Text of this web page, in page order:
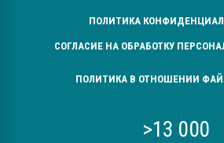
ПОЛИТИКА
СОГЛАСИЕ НА ОБРАБОТКУ
ПОЛИТИКА В ОТНОШЕНИИ
>13 000